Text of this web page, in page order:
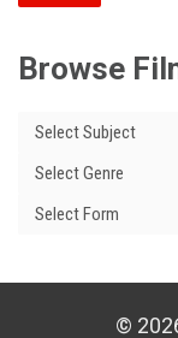
Browse
©